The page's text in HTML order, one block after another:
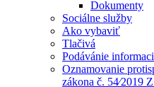
Dokumenty
Sociálne služby
Ako vybaviť
Tlačivá
Podávánie
Oznamovanie
zákona č. 54⁄2019